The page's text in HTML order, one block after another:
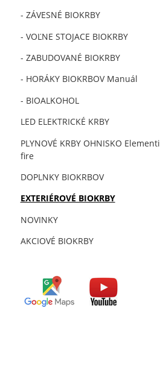
- ZÁVESNÉ BIOKRBY
- VOĽNE STOJACE BIOKRBY
- ZABUDOVANÉ BIOKRBY
- HORÁKY BIOKRBOV Manuál
- BIOALKOHOL
LED ELEKTRICKÉ KRBY
PLYNOVÉ KRBY OHNISKO Elementi
fire
DOPLNKY BIOKRBOV
EXTERIÉROVÉ BIOKRBY
NOVINKY
AKCIOVÉ BIOKRBY